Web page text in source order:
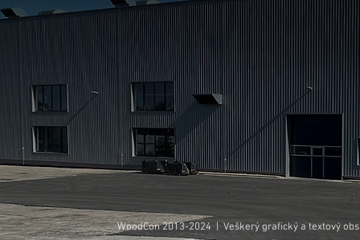
WoodCon 2013-2024 | Veškerý grafický a textový